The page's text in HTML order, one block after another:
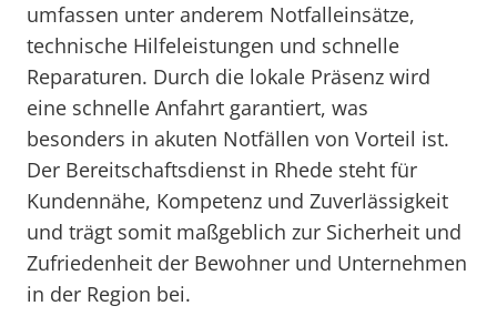
umfassen unter anderem Notfalleinsätze,
technische Hilfeleistungen und schnelle
Reparaturen. Durch die lokale Präsenz wird
eine schnelle Anfahrt garantiert, was
besonders in akuten Notfällen von Vorteil ist.
Der Bereitschaftsdienst in Rhede steht für
Kundennähe, Kompetenz und Zuverlässigkeit
und trägt somit maßgeblich zur Sicherheit und
Zufriedenheit der Bewohner und Unternehmen
in der Region bei.